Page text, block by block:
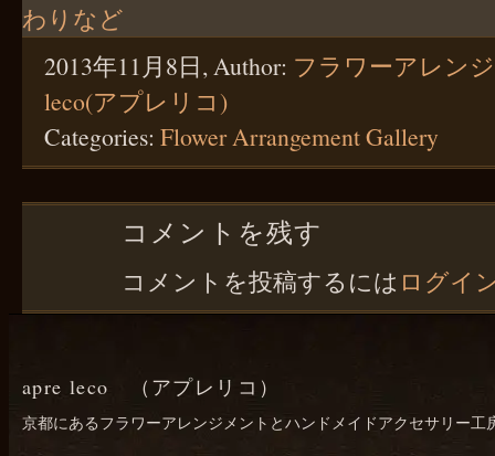
わりなど
2013年11月8日, Author: フラワーアレン
leco(アプレリコ)
Categories: Flower Arrangement Gallery
コメントを残す
コメントを投稿するには ログイ
apre leco （アプレリコ）
京都にあるフラワーアレンジメントとハンドメイドアクセサリー工